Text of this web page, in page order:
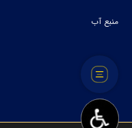
منبع آب